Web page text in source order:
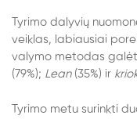
Tyrimo dalyvių
veiklas, labiausiai
valymo metodas
(79%); Lean(35%) ir
Tyrimo metu surinkti